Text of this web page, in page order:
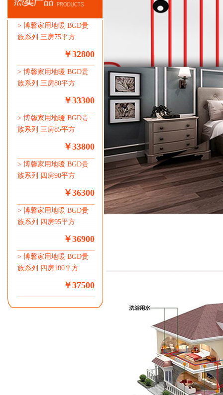
> 博馨家用地暖 BGD贵
族系列 三房75平方
￥32800
> 博馨家用地暖 BGD贵
族系列 三房80平方
￥33300
> 博馨家用地暖 BGD贵
族系列 三房85平方
￥33800
> 博馨家用地暖 BGD贵
族系列 四房90平方
￥36300
> 博馨家用地暖 BGD贵
族系列 四房95平方
￥36900
> 博馨家用地暖 BGD贵
族系列 四房100平方
￥37500